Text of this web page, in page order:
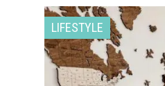
LIFESTYLE